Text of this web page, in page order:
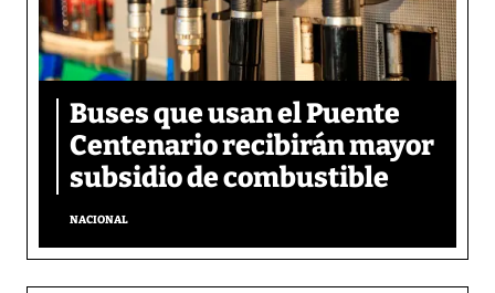
Buses que usan el Puente
Centenario recibirán mayor
subsidio de combustible
NACIONAL